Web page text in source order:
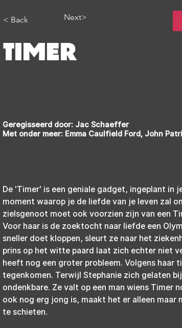
< Back Next>
TIMER
Geregisseerd door: Jac Schaeffer
Met onder meer: Emma Caulfield Ford, John
De 'Timer' is een geniale gadget, ingeplant
moment waarop je de liefde van je leven zal
zielsgenoot moet ook voorzien zijn van een
Voor haar is de zoektocht naar liefde een
sneller doet kloppen, sleurt ze naar het
prins op het witte paard laat zich echter niet
heeft nog een groter probleem. Volgens haar
tegenkomen. Terwijl Stephanie zich gelaten
ondenkbare. Ze valt op een man wiens Timer
ook nog erg jong is, maakt het er alleen
te schieten.